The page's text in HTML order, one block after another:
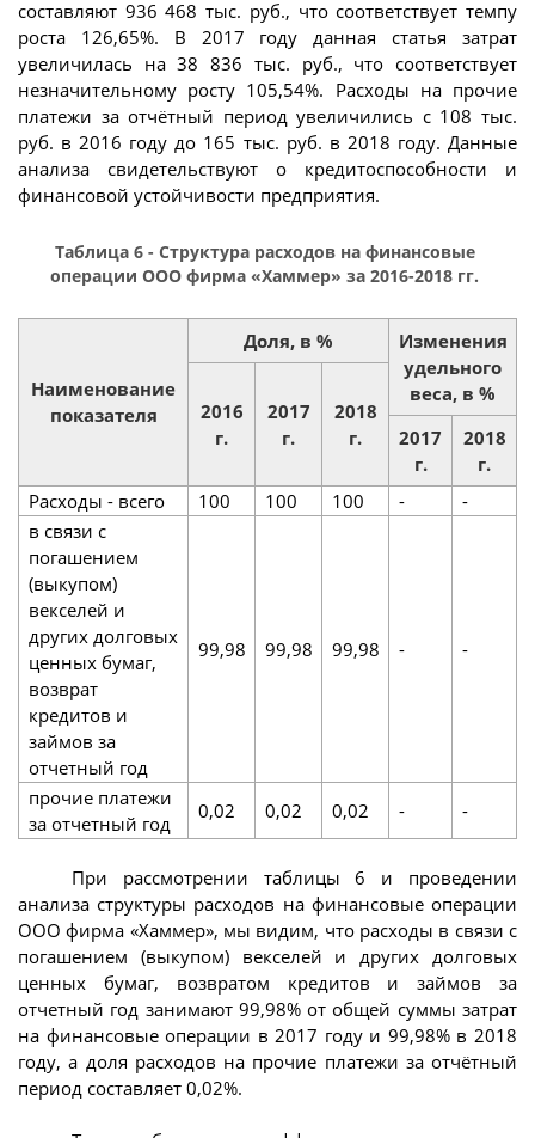
составляют 936 468 тыс. руб., что соответствует темпу
роста 126,65%. В 2017 году данная статья затрат
увеличилась на 38 836 тыс. руб., что соответствует
незначительному росту 105,54%. Расходы на прочие
платежи за отчётный период увеличились с 108 тыс.
руб. в 2016 году до 165 тыс. руб. в 2018 году. Данные
анализа свидетельствуют о кредитоспособности и
финансовой устойчивости предприятия.
Таблица 6 - Структура расходов на финансовые
операции ООО фирма «Хаммер» за 2016-2018 гг.
Наименование
показателя
Доля, в %
Изменения
удельного
веса, в %
2016
г.
2017
г.
2018
г.
2017
г.
2018
г.
Расходы - всего
100 100 100 -
-
в связи с
погашением
(выкупом)
векселей и
других долговых
ценных бумаг,
возврат
кредитов и
займов за
отчетный год
99,98 99,98 99,98 - -
прочие платежи
за отчетный год
0,02 0,02 0,02 - -
При рассмотрении таблицы 6 и проведении
анализа структуры расходов на финансовые операции
ООО фирма «Хаммер», мы видим, что расходы в связи с
погашением (выкупом) векселей и других долговых
ценных бумаг, возвратом кредитов и займов за
отчетный год занимают 99,98% от общей суммы затрат
на финансовые операции в 2017 году и 99,98% в 2018
году, а доля расходов на прочие платежи за отчётный
период составляет 0,02%.